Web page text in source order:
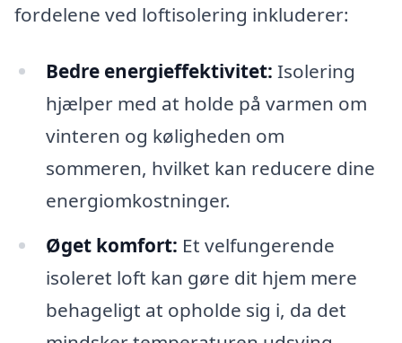
fordelene ved loftisolering inkluderer:
Bedre energieffektivitet: Isolering
hjælper med at holde på varmen om
vinteren og køligheden om
sommeren, hvilket kan reducere dine
energiomkostninger.
Øget komfort: Et velfungerende
isoleret loft kan gøre dit hjem mere
behageligt at opholde sig i, da det